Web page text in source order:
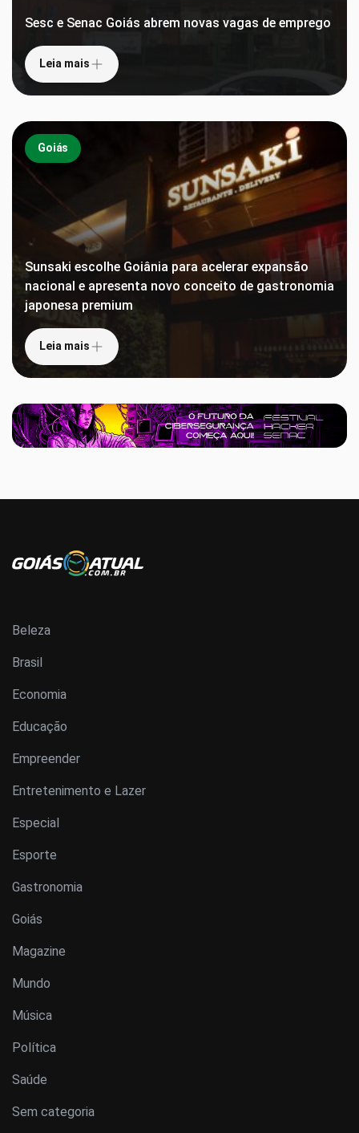
Sesc e Senac Goiás abrem novas vagas de emprego
Leia mais
Goiás
Sunsaki escolhe Goiânia para acelerar expansão
nacional e apresenta novo conceito de gastronomia
japonesa premium
Leia mais
Beleza
Brasil
Economia
Educação
Empreender
Entretenimento e Lazer
Especial
Esporte
Gastronomia
Goiás
Magazine
Mundo
Música
Política
Saúde
Sem categoria